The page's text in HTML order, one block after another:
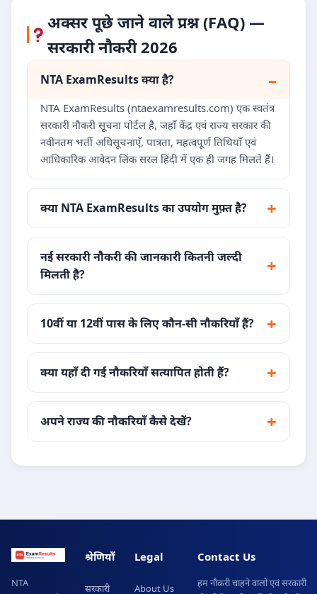
अक्सर पूछे जाने वाले प्रश्न (FAQ) —
सरकारी नौकरी 2026
NTA ExamResults क्या है?
NTA ExamResults (ntaexamresults.com) एक स्वतंत्र
सरकारी नौकरी सूचना पोर्टल है, जहाँ केंद्र एवं राज्य सरकार की
नवीनतम भर्ती अधिसूचनाएँ, पात्रता, महत्वपूर्ण तिथियाँ एवं
आधिकारिक आवेदन लिंक सरल हिंदी में एक ही जगह मिलते हैं।
क्या NTA ExamResults का उपयोग मुफ़्त है?
नई सरकारी नौकरी की जानकारी कितनी जल्दी
मिलती है?
10वीं या 12वीं पास के लिए कौन-सी नौकरियाँ हैं?
क्या यहाँ दी गई नौकरियाँ सत्यापित होती हैं?
अपने राज्य की नौकरियाँ कैसे देखें?
NTA
श्रेणियाँ
सरकारी
Legal
About Us
Contact Us
हम नौकरी चाहने वालों एवं सरकारी